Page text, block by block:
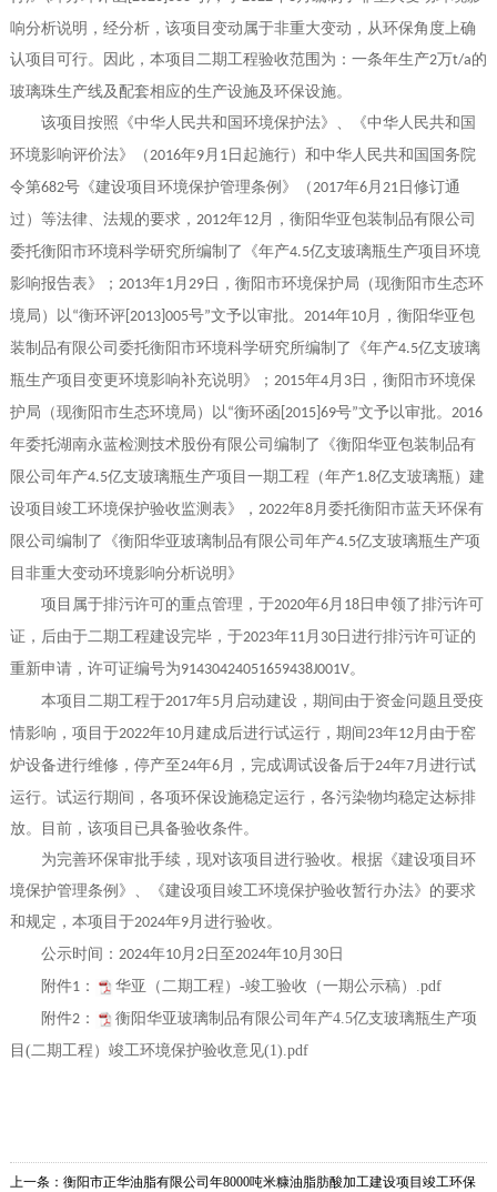
响分析说明，经分析，该项目变动属于非重大变动，从环保角度上确
认项目可行。因此，本项目二期工程验收范围为：一条年生产2万t/a的
玻璃珠生产线及配套相应的生产设施及环保设施。
该项目按照《中华人民共和国环境保护法》 、
《中华人民共和国
环境影响评价法》（2016年9月 1日起施行）和中华人民共和国国务院
令第682号《建设项目环境保护管理条例》（2017年6月 21日修订通
过）等法律、法规的要求， 2012年12月，衡阳华亚包装制品有限公司
委托衡阳市环境科学研究所编制了《年产4.5亿支玻璃瓶生产项目环境
影响报告表》； 2013年1月 29日，衡阳市环境保护局（现衡阳市生态环
境局）以“衡环评[2013]005号”文予以审批。 2014年10月，衡阳华亚包
装制品有限公司委托衡阳市环境科学研究所编制了《年产4.5亿支玻璃
瓶生产项目变更环境影响补充说明》； 2015年4月 3日，衡阳市环境保
护局（现衡阳市生态环境局）以“衡环函 [2015]69号”文予以审批。 2016
年委托湖南永蓝检测技术股份有限公司 编制了 《衡阳华亚包装制品有
限公司年产4.5亿支玻璃瓶生产项目一期工程（年产1.8亿支玻璃瓶）建
设项目竣工环境保护验收监测表》， 2022年8月委托衡阳市蓝天环保有
限公司编制了《衡阳华亚玻璃制品有限公司年产4.5亿支玻璃瓶生产项
目 非重大变动环境影响分析说明 》
项目属于排污许可的重点管理，于2020年6月 18日申领了排污许可
证，后由于二期工程建设完毕，于2023年11月 30日进行排污许可证的
重新申请，许可证编号为91430424051659438J001V。
本项目二期工程于2017年5月启动建设，期间由于资金问题且受疫
情影响，项目于2022年10月建成后进行试运行，期间23年12月由于窑
炉设备进行维修，停产至24年6月，完成调试设备后于24年7月进行试
运行。试运行期间，各项环保设施稳定运行，各污染物均稳定达标排
放。目前，该项目已具备验收条件。
为完善环保审批手续，现对该项目进行验收。根据《建设项目环
境保护管理条例》、《建设项目竣工环境保护验收暂行办法》的要求
和规定，本项目于2024年9月进行验收。
公示时间： 2024年10月 2日至2024年10月 30日
附件1：
华亚（二期工程）-竣工验收（一期公示稿）.pdf
附件2：
衡阳华亚玻璃制品有限公司年产4.5亿支玻璃瓶生产项
目(二期工程）竣工环境保护验收意见(1).pdf
上一条： 衡阳市正华油脂有限公司年8000吨米糠油脂肪酸加工建设项目竣工环保